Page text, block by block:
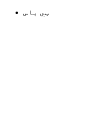
ټي باس